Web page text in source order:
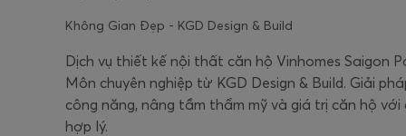
Không Gian Đẹp - KGD Design & Build
Dịch vụ thiết kế nội thất căn hộ Vinhomes Saigon
Môn chuyên nghiệp từ KGD Design & Build. Giải
công năng, nâng tầm thẩm mỹ và giá trị căn hộ với
hợp lý.